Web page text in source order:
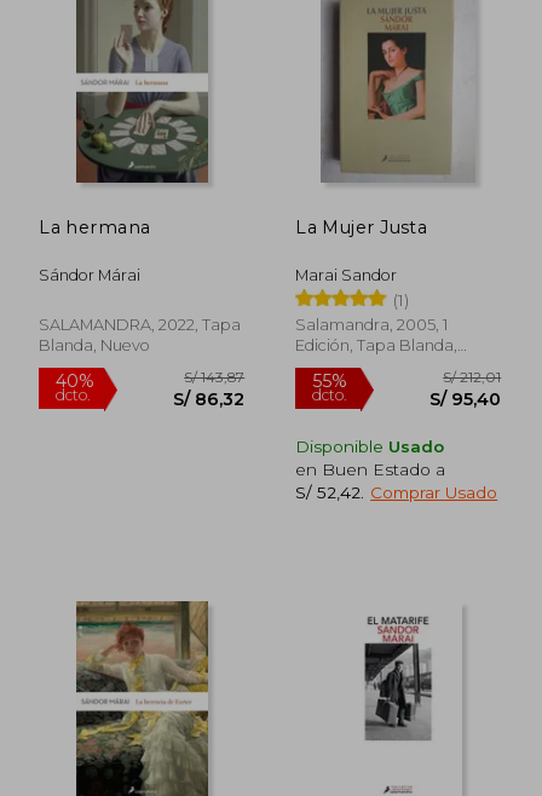
dcto. dcto.
La hermana
Sándor Márai
SALAMANDRA, 2022, Tapa
Blanda, Nuevo
La Mujer Justa
Marai Sandor
(1)
Salamandra, 2005, 1
Edición, Tapa Blanda,
Nuevo
Disponible Usado
en Buen Estado a
S/ 52,42
Comprar Usado